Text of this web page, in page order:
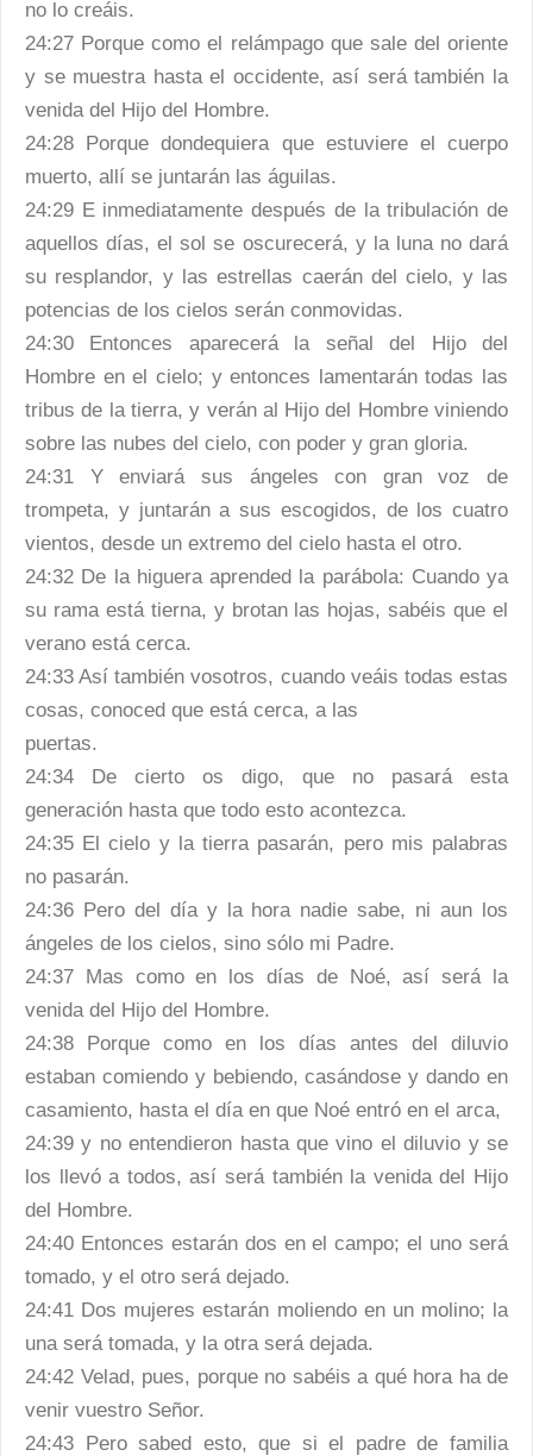
no lo creáis.
24:27 Porque como el relámpago que sale del oriente
y se muestra hasta el occidente, así será también la
venida del Hijo del Hombre.
24:28 Porque dondequiera que estuviere el cuerpo
muerto, allí se juntarán las águilas.
24:29 E inmediatamente después de la tribulación de
aquellos días, el sol se oscurecerá, y la luna no dará
su resplandor, y las estrellas caerán del cielo, y las
potencias de los cielos serán conmovidas.
24:30 Entonces aparecerá la señal del Hijo del
Hombre en el cielo; y entonces lamentarán todas las
tribus de la tierra, y verán al Hijo del Hombre viniendo
sobre las nubes del cielo, con poder y gran gloria.
24:31 Y enviará sus ángeles con gran voz de
trompeta, y juntarán a sus escogidos, de los cuatro
vientos, desde un extremo del cielo hasta el otro.
24:32 De la higuera aprended la parábola: Cuando ya
su rama está tierna, y brotan las hojas, sabéis que el
verano está cerca.
24:33 Así también vosotros, cuando veáis todas estas
cosas, conoced que está cerca, a las
puertas.
24:34 De cierto os digo, que no pasará esta
generación hasta que todo esto acontezca.
24:35 El cielo y la tierra pasarán, pero mis palabras
no pasarán.
24:36 Pero del día y la hora nadie sabe, ni aun los
ángeles de los cielos, sino sólo mi Padre.
24:37 Mas como en los días de Noé, así será la
venida del Hijo del Hombre.
24:38 Porque como en los días antes del diluvio
estaban comiendo y bebiendo, casándose y dando en
casamiento, hasta el día en que Noé entró en el arca,
24:39 y no entendieron hasta que vino el diluvio y se
los llevó a todos, así será también la venida del Hijo
del Hombre.
24:40 Entonces estarán dos en el campo; el uno será
tomado, y el otro será dejado.
24:41 Dos mujeres estarán moliendo en un molino; la
una será tomada, y la otra será dejada.
24:42 Velad, pues, porque no sabéis a qué hora ha de
venir vuestro Señor.
24:43 Pero sabed esto, que si el padre de familia